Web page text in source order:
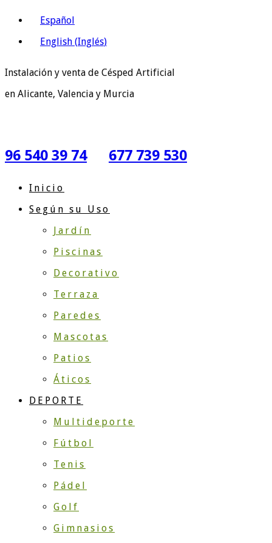
Español
English (Inglés)
Instalación y venta de Césped Artificial
en Alicante, Valencia y Murcia
96 540 39 74 677 739 530
Inicio
Según su Uso
Jardín
Piscinas
Decorativo
Terraza
Paredes
Mascotas
Patios
Áticos
DEPORTE
Multideporte
Fútbol
Tenis
Pádel
Golf
Gimnasios